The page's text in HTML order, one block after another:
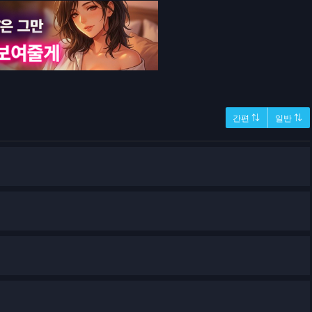
간편 ⇅ 일반 ⇅